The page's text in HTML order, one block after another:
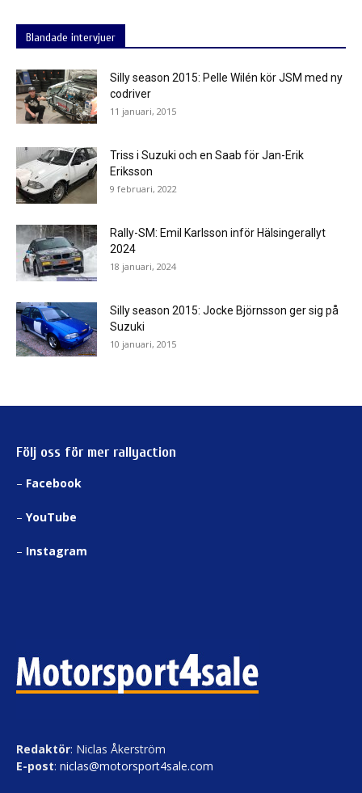
Blandade intervjuer
Silly season 2015: Pelle Wilén kör JSM med ny
codriver
11 januari, 2015
Triss i Suzuki och en Saab för Jan-Erik
Eriksson
9 februari, 2022
Rally-SM: Emil Karlsson inför Hälsingerallyt
2024
18 januari, 2024
Silly season 2015: Jocke Björnsson ger sig på
Suzuki
10 januari, 2015
Följ oss för mer rallyaction
– Facebook
– YouTube
– Instagram
Redaktör: Niclas Åkerström
E-post: niclas@motorsport4sale.com